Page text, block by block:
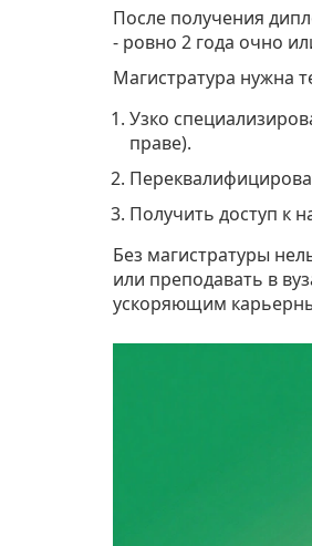
После получения
- ровно 2 года очно
Магистратура нужна
Узко
праве).
Получить доступ к
Без магистратуры
или преподавать в
ускоряющим